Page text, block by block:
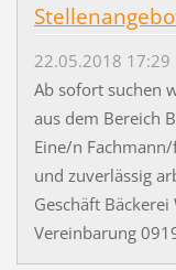
22.05.2018 17:29
Ab sofort suchen
aus dem Bereich
Eine/n
und zuverlässig
Geschäft
Vereinbarung